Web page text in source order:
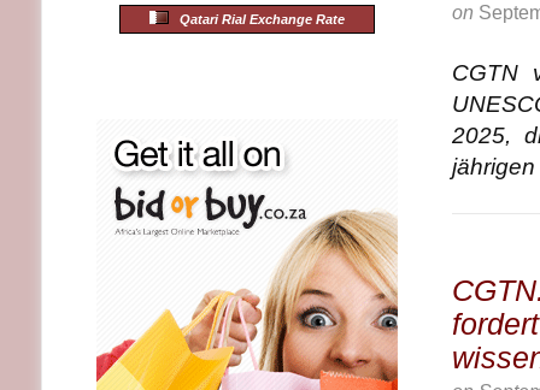
on
CGTN
2025,
Qatari Rial Exchange Rate